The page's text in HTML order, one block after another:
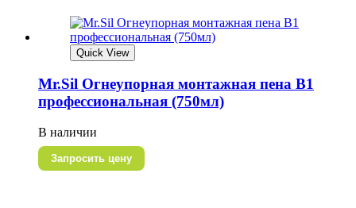
Quick View
Mr.Sil Огнеупорная монтажная пена В1
профессиональная (750мл)
В наличии
Запросить цену